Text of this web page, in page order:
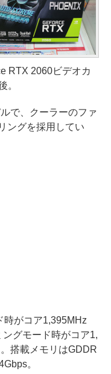
RTX 2060ビデオカ
。
で、クーラーのファ
ングを採用してい
がコア1,395MHz
ングモード時がコア1,
搭載メモリはGDDR
。